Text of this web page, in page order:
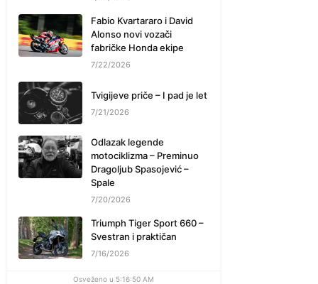
Fabio Kvartararo i David
Alonso novi vozači
fabričke Honda ekipe
7/22/2026
Tvigijeve priče – I pad je let
7/21/2026
Odlazak legende
motociklizma – Preminuo
Dragoljub Spasojević –
Spale
7/20/2026
Triumph Tiger Sport 660 –
Svestran i praktičan
7/16/2026
Osveženo u 5:16:50 AM